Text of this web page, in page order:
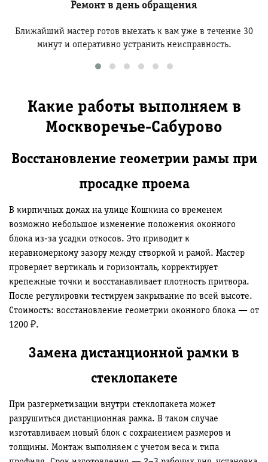
Ремонт в день обращения
Ближайший мастер готов выехать к вам уже в течение 30
минут и оперативно устранить неисправность.
Какие работы выполняем в
Москворечье-Сабурово
Восстановление геометрии рамы при
просадке проема
В кирпичных домах на улице Кошкина со временем
возможно небольшое изменение положения оконного
блока из-за усадки откосов. Это приводит к
неравномерному зазору между створкой и рамой. Мастер
проверяет вертикаль и горизонталь, корректирует
крепежные точки и восстанавливает плотность притвора.
После регулировки тестируем закрывание по всей высоте.
Стоимость: восстановление геометрии оконного блока — от
1200 ₽.
Замена дистанционной рамки в
стеклопакете
При разгерметизации внутри стеклопакета может
разрушиться дистанционная рамка. В таком случае
изготавливаем новый блок с сохранением размеров и
толщины. Монтаж выполняем с учетом веса и типа